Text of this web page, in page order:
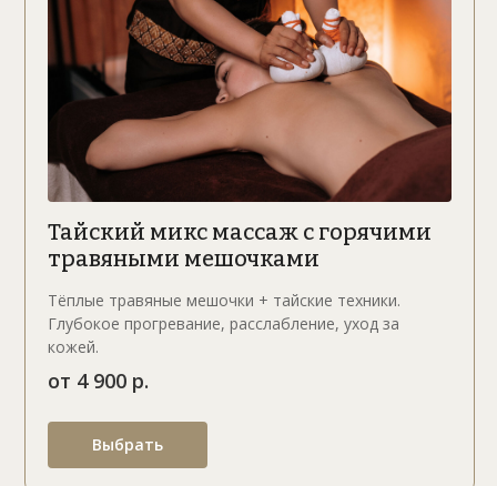
Тайский микс массаж с горячими
травяными мешочками
Тёплые травяные мешочки + тайские техники.
Глубокое прогревание, расслабление, уход за
кожей.
от 4 900 р.
Выбрать